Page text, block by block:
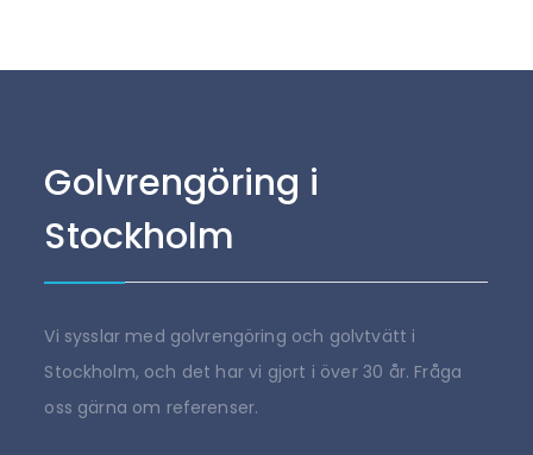
Golvrengöring i
Stockholm
Vi sysslar med golvrengöring och golvtvätt i
Stockholm, och det har vi gjort i över 30 år. Fråga
oss gärna om referenser.